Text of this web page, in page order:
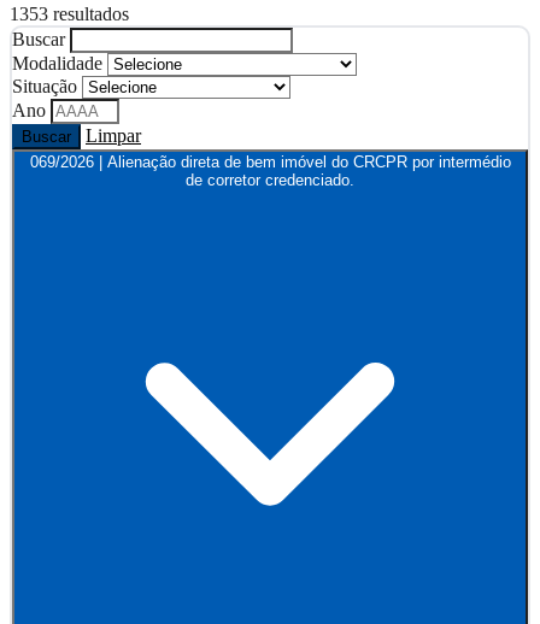
1353 resultados
Buscar
Modalidade
Situação
Ano
Buscar Limpar
069/2026 | Alienação direta de bem imóvel do CRCPR por intermédio
de corretor credenciado.